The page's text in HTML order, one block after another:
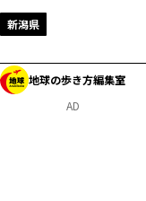
新潟県
地球の歩き方編集室
AD